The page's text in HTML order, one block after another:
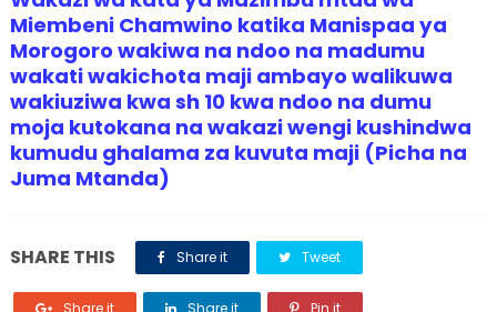
Miembeni Chamwino katika Manispaa ya
Morogoro wakiwa na ndoo na madumu
wakati wakichota maji ambayo walikuwa
wakiuziwa kwa sh 10 kwa ndoo na dumu
moja kutokana na wakazi wengi kushindwa
kumudu ghalama za kuvuta maji (Picha na
Juma Mtanda)
SHARE THIS Share it Tweet